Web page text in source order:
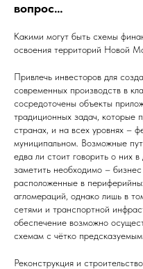
вопрос…
Какими могут быть схемы
освоения территорий Новой
Привлечь инвесторов для
современных производств в
сосредоточены объекты
традиционных задач, которые
странах, и на всех уровнях –
муниципальном. Возможные
едва ли стоит говорить о них
заметить необходимо –
расположенные в
агломераций, однако лишь в
сетями и транспортной
обеспечение возможно
схемам с чётко
Реконструкция и